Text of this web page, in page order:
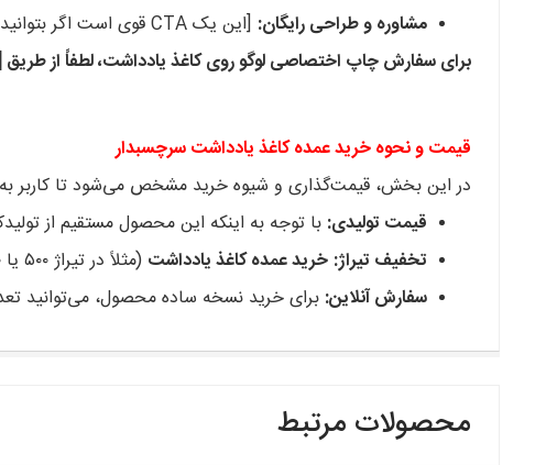
مشاوره و طراحی رایگان: [این یک CTA قوی است اگر بتوانید آن را ارائه دهید.]
برای سفارش چاپ اختصاصی لوگو روی کاغذ یادداشت، لطفاً از طریق [تلگرام/واتساپ] با
قیمت و نحوه خرید عمده کاغذ یادداشت سرچسبدار
در این بخش، قیمت‌گذاری و شیوه خرید مشخص می‌شود تا کاربر
قیمت تولیدی: با توجه به اینکه این محصول مستقیم از
تخفیف تیراژ: خرید عمده کاغذ یادداشت (مثلاً در تیراژ ۵۰۰ یا ۱۰۰۰ عدد) شامل تخفیف‌های ویژه است که می‌تواند هزینه هدیه‌های تبلیغاتی شما را کاهش دهد.
سفارش آنلاین: برای خرید نسخه ساده محصول، می‌توانید
محصولات مرتبط